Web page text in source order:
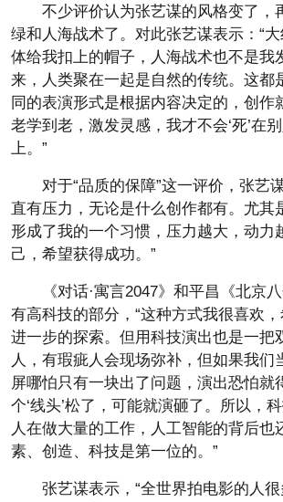
不少评价认为张艺谋的风格变了，
绿和人海战术了。对此张艺谋表示：“
体给我扣上的帽子，人海战术也不是我
来，人类聚在一起是自然的传统。这都
同的表演形式是根据内容决定的，创作
老学到老，激发灵感，我才不会‘死’在
上。”
对于“品质的保障”这一评价，张艺
直有压力，无论是什么创作都有。尤其
形成了我的一个习惯，压力越大，动力
己，希望获得成功。”
《对话·寓言2047》和平昌《北京
有高科技的部分，“这种方式我很喜欢
进一步的探索。但用科技演出也是一把
人，有瑕疵人会现场弥补，但如果我们
屏哪怕只有一块出了问题，演出恐怕就
个‘线头’松了，可能就演砸了。所以，
人在做大量的工作，人工智能的背后也
素、创造、科技是第一位的。”
张艺谋表示，“全世界拍电影的人